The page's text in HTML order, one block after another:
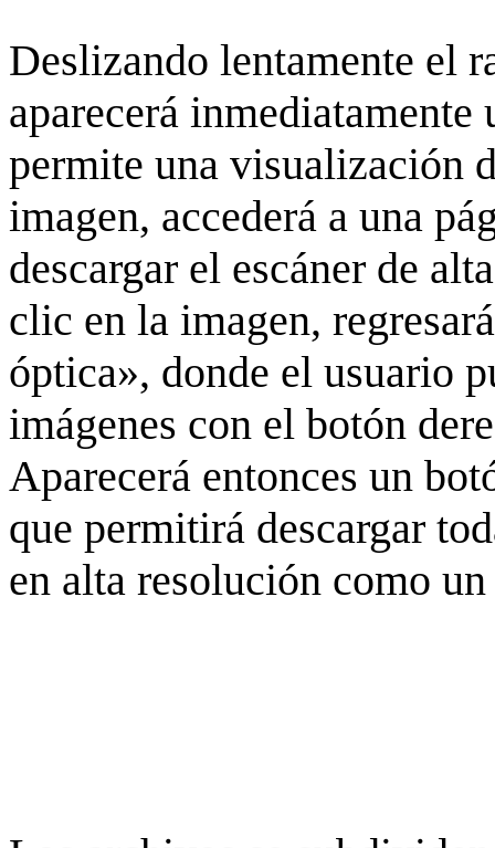
Deslizando lentamente el
aparecerá
permite una visualización
imagen, accederá a una
descargar el escáner de
clic en la imagen,
óptica», donde el usuario
imágenes con el botón
Aparecerá entonces un
que permitirá descargar
en alta resolución como